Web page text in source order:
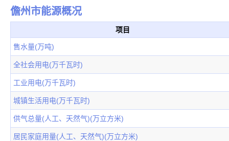
儋州市能源概况
项目
售水量(万吨)
全社会用电(万千瓦时)
工业用电(万千瓦时)
城镇生活用电(万千瓦时)
供气总量(人工、天然气)(万立方米)
居民家庭用量(人工、天然气)(万立方米)